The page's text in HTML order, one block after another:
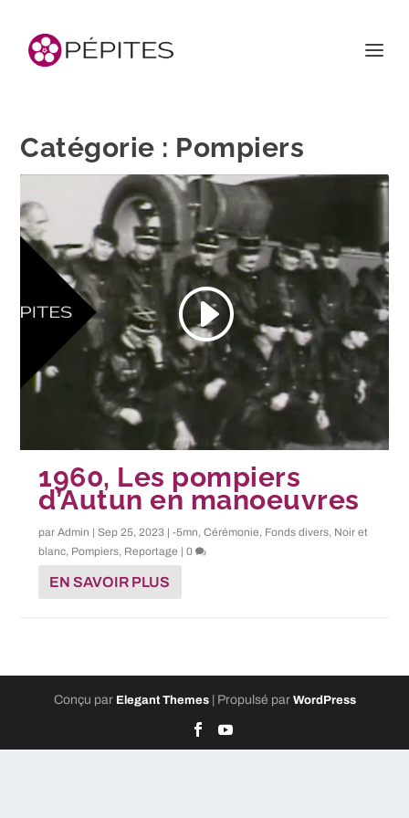
Catégorie : Pompiers
1960, Les pompiers
d’Autun en manoeuvres
parAdmin |Sep 25, 2023 |-5mn,Cérémonie, Fonds divers, Noir et
blanc, Pompiers, Reportage |0
EN SAVOIR PLUS
Conçu par Elegant Themes| Propulsé par WordPress